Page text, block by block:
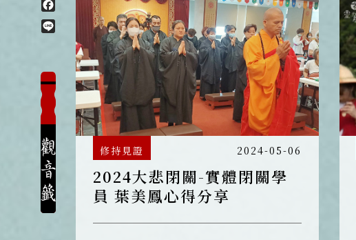
修持見證 2024-05-06
2024大悲閉關-實體閉關學
員 葉美鳳心得分享
Facebook